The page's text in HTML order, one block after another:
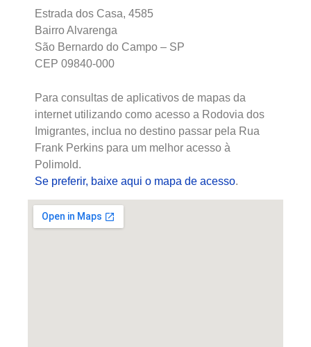
Estrada dos Casa, 4585
Bairro Alvarenga
São Bernardo do Campo – SP
CEP 09840-000
Para consultas de aplicativos de mapas da
internet utilizando como acesso a Rodovia dos
Imigrantes, inclua no destino passar pela Rua
Frank Perkins para um melhor acesso à
Polimold.
Se preferir, baixe aqui o mapa de acesso.